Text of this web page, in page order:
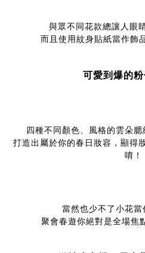
與眾不同花款總讓人眼
而且使用紋身貼紙當作飾
可愛到爆的
四種不同顏色、風格的雲朵腮
打造出屬於你的春日妝容，顯得
唷！
當然也少不了小花當